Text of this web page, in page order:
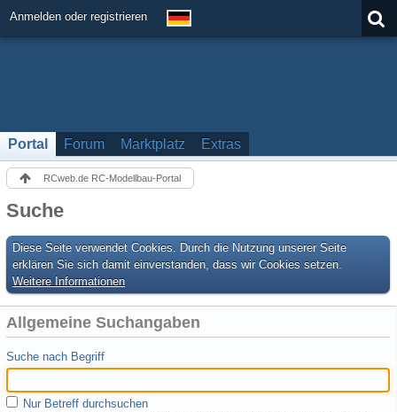
Anmelden oder registrieren
Portal Forum Marktplatz Extras
RCweb.de RC-Modellbau-Portal
Suche
Diese Seite verwendet Cookies. Durch die Nutzung unserer Seite
erklären Sie sich damit einverstanden, dass wir Cookies setzen.
Weitere Informationen
Allgemeine Suchangaben
Suche nach Begriff
Nur Betreff durchsuchen